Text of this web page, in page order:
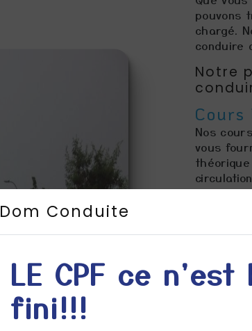
Dom Conduite
LE CPF ce n'est
fini!!!
pouvons
chargé.
conduire
Notre
Cours
Nos
vous
pour
Nos